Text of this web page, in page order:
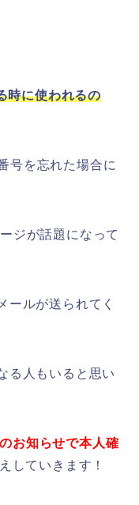
時に使われるの
号を忘れた場合に
ジが話題になって
ールが送られてく
る人もいると思い
お知らせで本人確
していきます！